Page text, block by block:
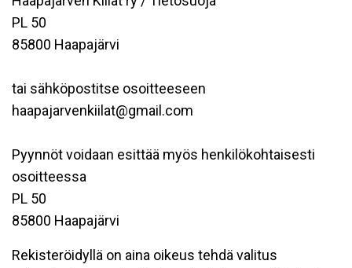
PL 50
85800 Haapajärvi
tai sähköpostitse osoitteeseen
haapajarvenkiilat@gmail.com
Pyynnöt voidaan esittää myös henkilökohtaisesti
osoitteessa
PL 50
85800 Haapajärvi
Rekisteröidyllä on aina oikeus tehdä valitus